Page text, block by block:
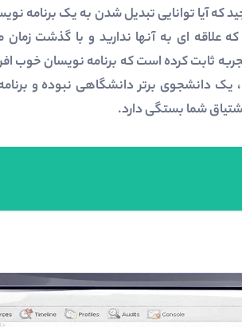
که آیا توانایی تبدیل شدن به یک برنامه
علاقه ای به آنها ندارید و با گذشت زمان
ثابت کرده است که برنامه نویسان خوب
دانشجوی برتر دانشگاهی نبوده و
شما بستگی دارد.